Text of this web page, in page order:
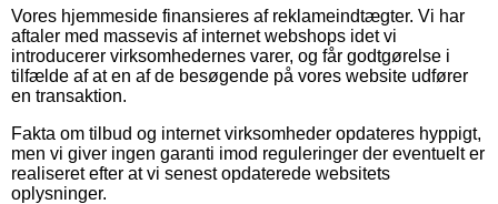
Vores hjemmeside finansieres af reklameindtægter. Vi har
aftaler med massevis af internet webshops idet vi
introducerer virksomhedernes varer, og får godtgørelse i
tilfælde af at en af de besøgende på vores website udfører
en transaktion.
Fakta om tilbud og internet virksomheder opdateres hyppigt,
men vi giver ingen garanti imod reguleringer der eventuelt er
realiseret efter at vi senest opdaterede websitets
oplysninger.